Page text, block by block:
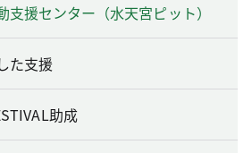
支援センター（水天宮ピット）
た支援
助成